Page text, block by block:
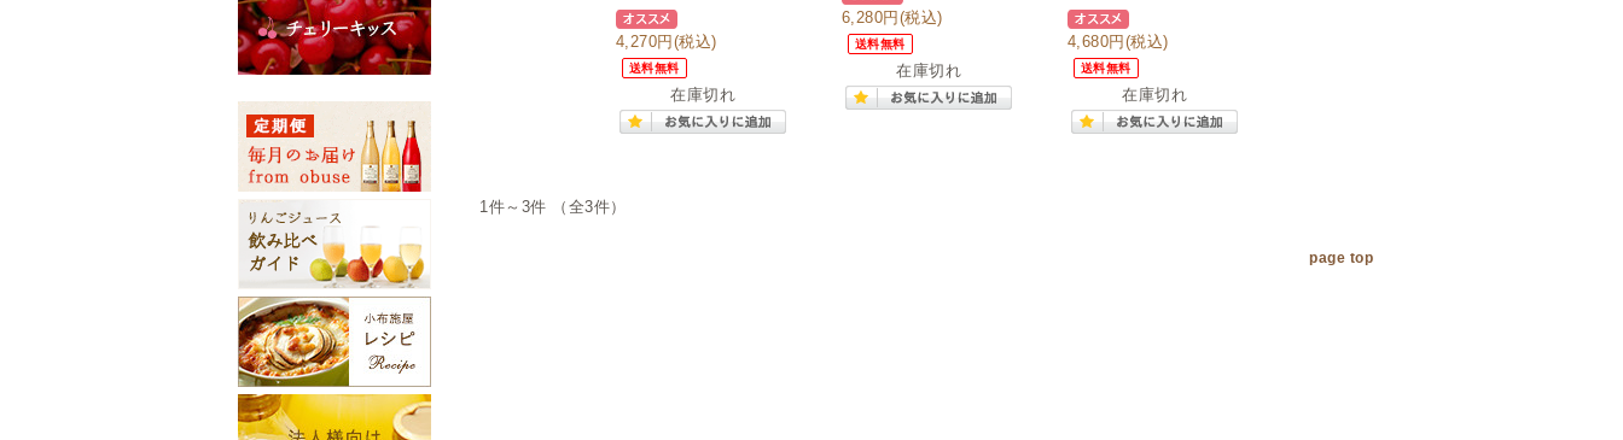
4,270円(税込)
送料無料
在庫切れ
6,280円(税込)
送料無料
在庫切れ
4,680円(税込)
送料無料
在庫切れ
1件～3件 （全3件）
page top